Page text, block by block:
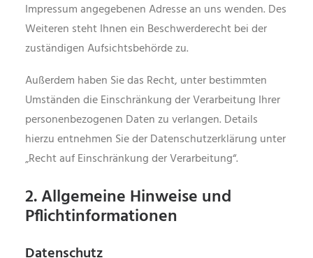
Impressum angegebenen Adresse an uns wenden. Des
Weiteren steht Ihnen ein Beschwerderecht bei der
zuständigen Aufsichtsbehörde zu.
Außerdem haben Sie das Recht, unter bestimmten
Umständen die Einschränkung der Verarbeitung Ihrer
personenbezogenen Daten zu verlangen. Details
hierzu entnehmen Sie der Datenschutzerklärung unter
„Recht auf Einschränkung der Verarbeitung“.
2. Allgemeine Hinweise und
Pflichtinformationen